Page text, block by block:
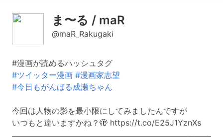
ま〜る / maR
@maR_Rakugaki
#漫画が読めるハッシュタグ
#ツイッター漫画 #漫画家志望
#今日もがんばる成瀬ちゃん
今回は人物の影を最小限にしてみましたんですが
いつもと違いますかね？🫣 https://t.co/E25J1YznXs